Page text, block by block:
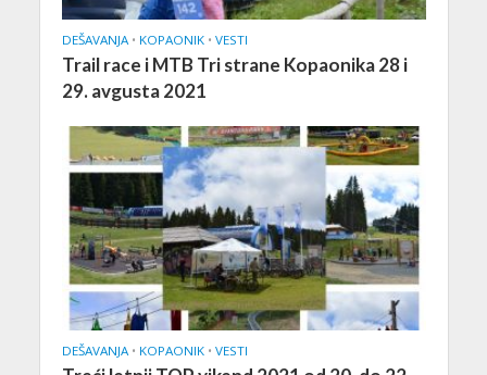
DEŠAVANJA • KOPAONIK • VESTI
Trail race i MTB Tri strane Kopaonika 28 i
29. avgusta 2021
DEŠAVANJA • KOPAONIK • VESTI